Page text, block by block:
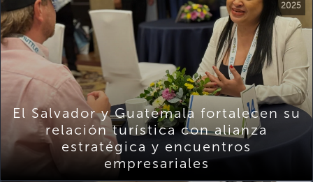
2025
El Salvador y Guatemala fortalecen su
relación turística con alianza
estratégica y encuentros
empresariales